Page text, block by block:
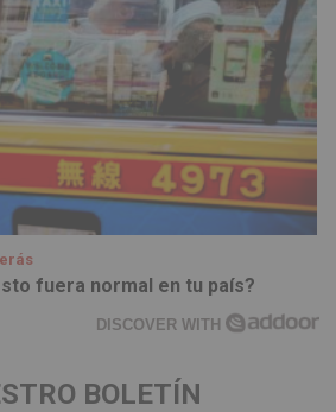
fuera normal en tu país?
DISCOVER WITH
BOLETÍN